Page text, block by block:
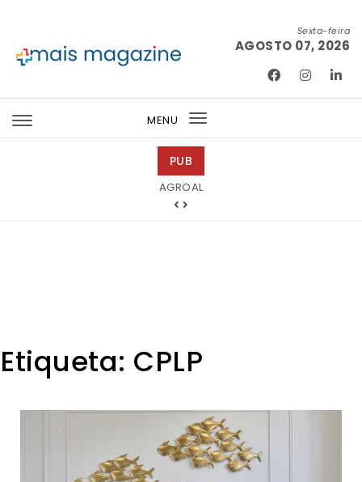
Sexta-feira
AGOSTO 07, 2026
MENU
Toggle
PUB
AGROAL
Tintas 2000
Etiqueta: CPLP